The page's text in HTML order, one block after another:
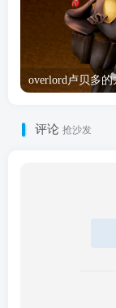
评论 抢沙发